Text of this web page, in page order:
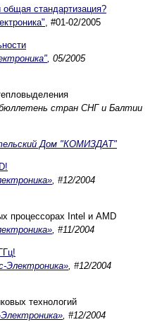
стандартизация?
, #01-02/2005
, 05/2005
стран СНГ и Балтии
Дом "КОМИЗДАТ"
, #12/2004
процессорах Intel и AMD
, #11/2004
Электроника», #12/2004
технологий
, #12/2004